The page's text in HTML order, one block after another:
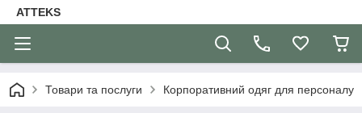
ATTEKS
Товари та послуги Корпоративний одяг для персоналу